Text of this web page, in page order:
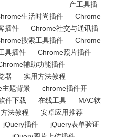
产工具插
生活时尚插件
Chrome
插件
Chrome社交与通讯插
搜索工具插件
Chrome
具插件
Chrome照片插件
辅助功能插件
器
实用方法教程
主题背景
chrome插件开
件下载 在线工具
MAC软
法教程
安卓应用推荐
jQuery插件
jQuery表单验证